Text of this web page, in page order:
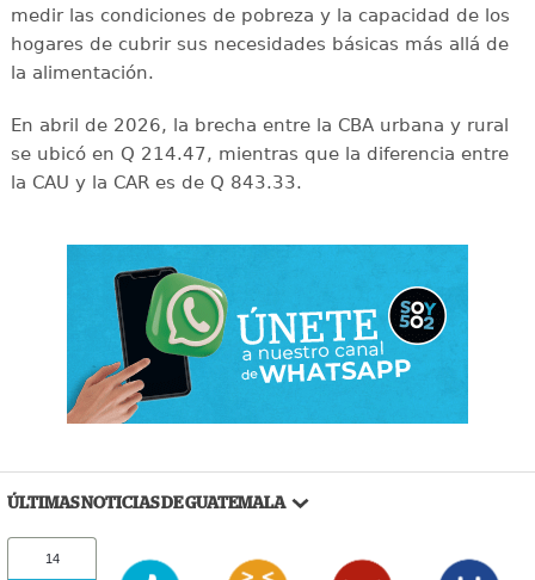
medir las condiciones de pobreza y la capacidad de los
hogares de cubrir sus necesidades básicas más allá de
la alimentación.
En abril de 2026, la brecha entre la CBA urbana y rural
se ubicó en Q 214.47, mientras que la diferencia entre
la CAU y la CAR es de Q 843.33.
ÚLTIMAS NOTICIAS DE GUATEMALA
14